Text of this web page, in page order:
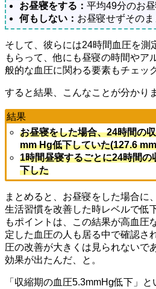
お昼寝をする：平均49分のお
何もしない： お昼寝せずその
そして、彼らには24時間血圧を測
もらって、他にも昼寝の時間やア
般的な血圧に関わる要素もチェッ
すると結果、こんなことが分かり
結果
お昼寝をした場合、24時間の
mm Hg低下していた(127.6
1時間昼寝するごとに24時間
下した
まとめると、お昼寝をした場合に
生活習慣を改善した時レベルで低
もポイントは、この結果が高血圧
定した血圧の人も居る中で確認さ
圧の改善が大きくは見られないで
効果が出たんだ、と。
「収縮期の血圧5.3mmHg低下」と